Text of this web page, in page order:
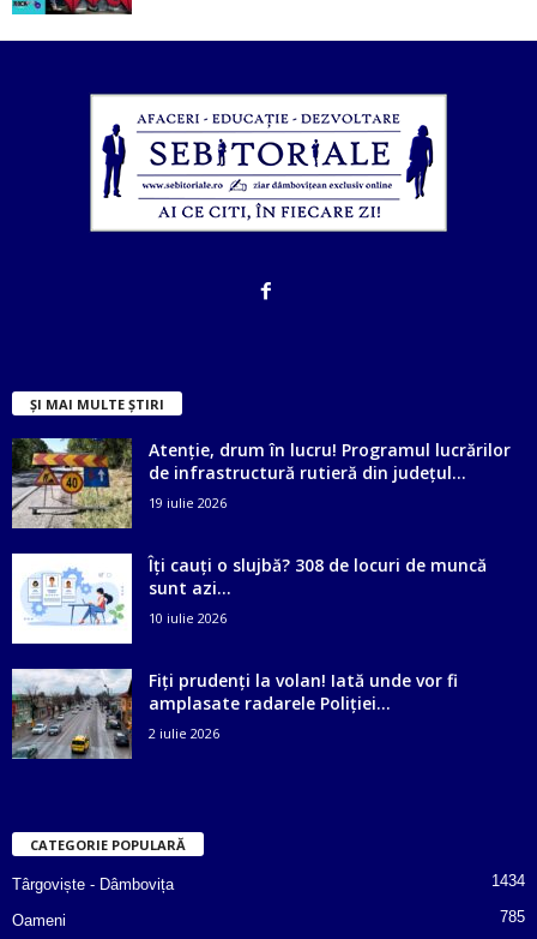
ȘI MAI MULTE ȘTIRI
Atenție, drum în lucru! Programul lucrărilor
de infrastructură rutieră din județul...
19 iulie 2026
Îți cauți o slujbă? 308 de locuri de muncă
sunt azi...
10 iulie 2026
Fiți prudenți la volan! Iată unde vor fi
amplasate radarele Poliției...
2 iulie 2026
CATEGORIE POPULARĂ
Târgoviște - Dâmbovița 1434
Oameni 785